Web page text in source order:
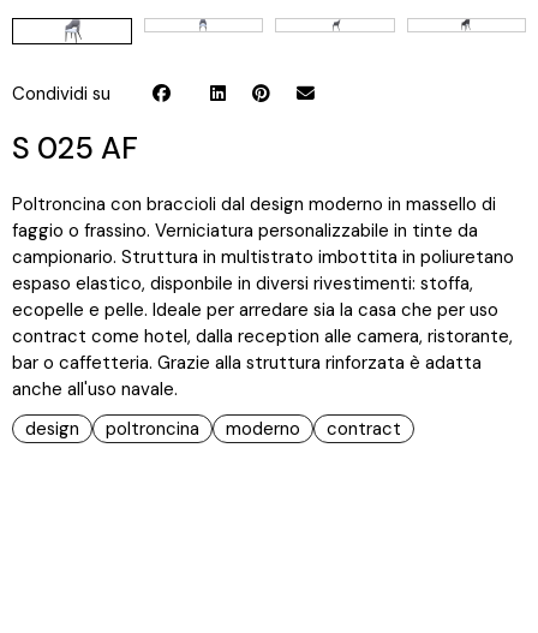
Condividi su
S 025 AF
Poltroncina con braccioli dal design moderno in massello di
faggio o frassino. Verniciatura personalizzabile in tinte da
campionario. Struttura in multistrato imbottita in poliuretano
espaso elastico, disponbile in diversi rivestimenti: stoffa,
ecopelle e pelle. Ideale per arredare sia la casa che per uso
contract come hotel, dalla reception alle camera, ristorante,
bar o caffetteria. Grazie alla struttura rinforzata è adatta
anche all'uso navale.
design
poltroncina moderno contract